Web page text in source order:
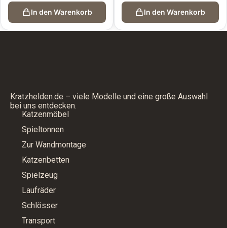
In den Warenkorb In den Warenkorb
Kratzhelden.de – viele Modelle und eine große Auswahl
bei uns entdecken.
Katzenmöbel
Spieltonnen
Zur Wandmontage
Katzenbetten
Spielzeug
Laufräder
Schlösser
Transport